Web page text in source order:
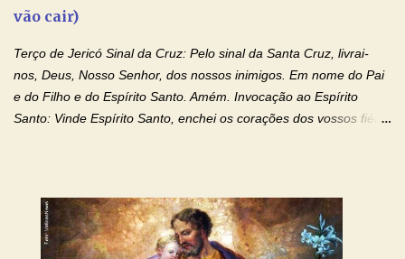
vão cair)
Terço de Jericó Sinal da Cruz: Pelo sinal da Santa Cruz, livrai-
nos, Deus, Nosso Senhor, dos nossos inimigos. Em nome do Pai
e do Filho e do Espírito Santo. Amém. Invocação ao Espírito
Santo: Vinde Espírito Santo, enchei os corações dos vossos fiéis
Santo, fazei que apreciemos retamente todas as coisas segundo
o mesmo Espírito e gozemos sempre da sua consolação. Por
Cristo, Senhor Nosso. Amém. Creio: Creio em Deus Pai Todo-